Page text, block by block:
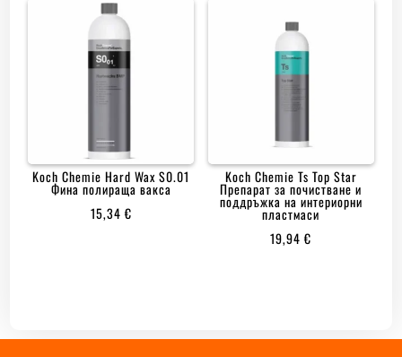
Koch Chemie Hard Wax S0.01
Фина полираща вакса
15,34€
Koch Chemie Ts Top Star
Препарат за почистване и
поддръжка на интериорни
пластмаси
19,94€